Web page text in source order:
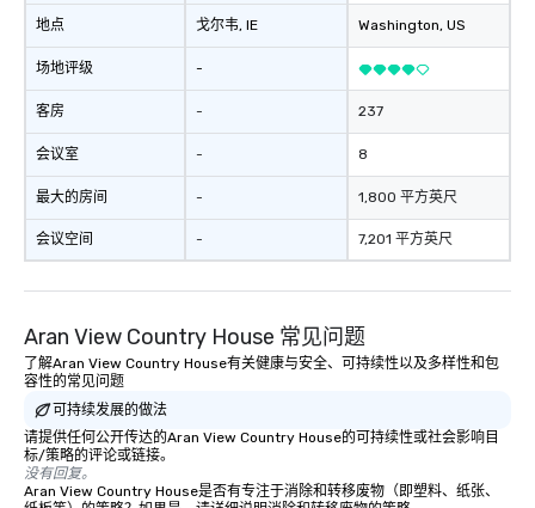
地点
场地评级
客房
会议室
最大的房间
会议空间
戈尔韦, IE
-
-
-
-
-
Washington, US
237
8
1,800 平方英尺
7,201 平方英尺
Aran View Country House 常见问题
了解Aran View Country House有关健康与安全、可持续性以及多样性和包
容性的常见问题
可持续发展的做法
请提供任何公开传达的Aran View Country House的可持续性或社会影响目
标/策略的评论或链接。
没有回复。
Aran View Country House是否有专注于消除和转移废物（即塑料、纸张、